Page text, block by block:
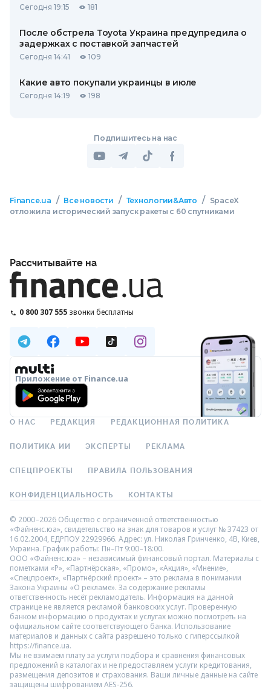
Сегодня 19:15 181
После обстрела Toyota Украина предупредила о
задержках с поставкой запчастей
Сегодня 14:41 109
Какие авто покупали украинцы в июле
Сегодня 14:19 198
Подпишитесь на нас
Finance.ua / Все новости / Технологии&Авто /
SpaceX
отложила исторический запуск ракеты с 60 спутниками
Рассчитывайте на
0 800 307 555 звонки бесплатны
Приложение от Finance.ua
О НАС РЕДАКЦИЯ РЕДАКЦИОННАЯ ПОЛИТИКА
ПОЛИТИКА ИИ ЭКСПЕРТЫ РЕКЛАМА
СПЕЦПРОЕКТЫ ПРАВИЛА ПОЛЬЗОВАНИЯ
КОНФИДЕНЦИАЛЬНОСТЬ КОНТАКТЫ
© 2000–2026 Общество с ограниченной ответственностью
«Файненс.юа», свидетельство на знак для товаров и услуг № 37423 от
16.02.2004, ЕДРПОУ 22929966. Адрес: ул. Николая Гринченко, 4В, Киев,
Украина. График работы: Пн–Пт 9:00–18:00.
ООО «Файненс.юа» – независимый финансовый портал. Материалы с
пометками «Р», «Партнёрская», «Промо», «Акция», «Мнение»,
«Спецпроект», «Партнёрский проект» – это реклама в понимании
Закона Украины «О рекламе». За содержание рекламы
ответственность несёт рекламодатель. Информация на данной
странице не является рекламой банковских услуг. Проверенную
банком информацию о продуктах и услугах можно посмотреть на
официальном сайте соответствующего банка. Использование
материалов и данных с сайта разрешено только с гиперссылкой
https://finance.ua.
Мы не взимаем плату за услуги подбора и сравнения финансовых
предложений в каталогах и не предоставляем услуги кредитования,
размещения депозитов и страхования. Ваши личные данные на сайте
защищены шифрованием AES-256.